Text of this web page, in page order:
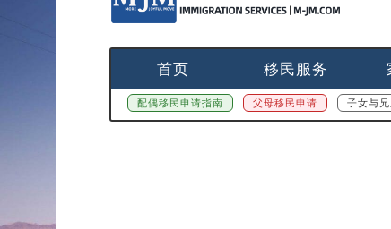
首页 移民服务
配偶移民申请指南 父母移民申请 子女与